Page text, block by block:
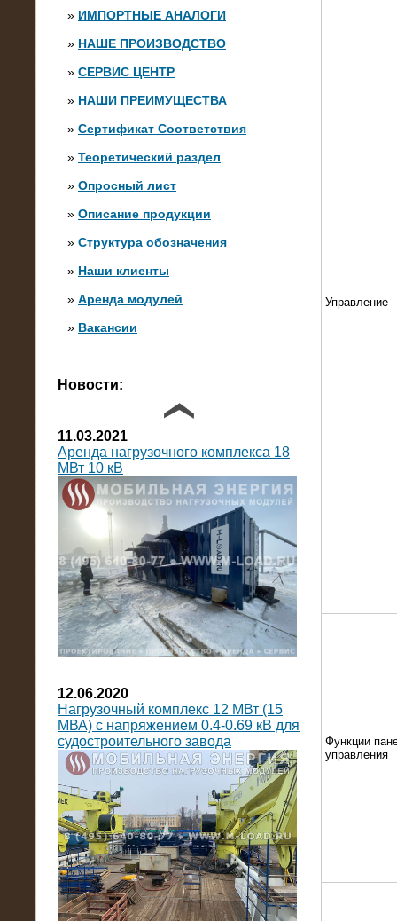
» ИМПОРТНЫЕ АНАЛОГИ
» НАШЕ ПРОИЗВОДСТВО
» СЕРВИС ЦЕНТР
» НАШИ ПРЕИМУЩЕСТВА
» Сертификат Соответствия
» Теоретический раздел
» Опросный лист
» Описание продукции
» Структура обозначения
» Наши клиенты
» Аренда модулей
» Вакансии
Новости:
10.10.2014
Нагрузочный комплекс 20 МВт в 2
яруса (напряжение 6-10 кВ)
11.03.2021
Аренда нагрузочного комплекса 18
МВт 10 кВ
12.06.2020
Нагрузочный комплекс 12 МВт (15
МВА) с напряжением 0.4-0.69 кВ для
судостроительного завода
Управление
Функции
управления